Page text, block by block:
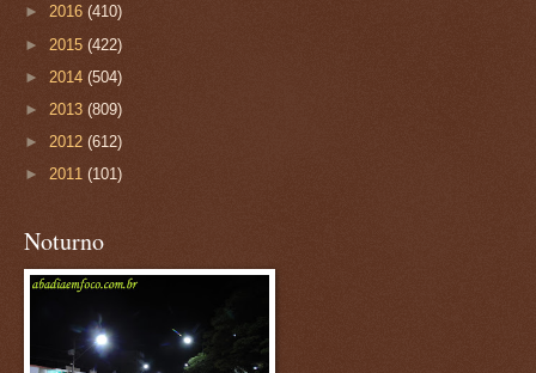
► 2016 (410)
► 2015 (422)
► 2014 (504)
► 2013 (809)
► 2012 (612)
► 2011 (101)
Noturno